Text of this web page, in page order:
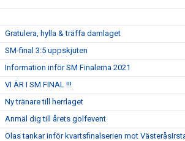
Gratulera, hylla & träffa damlaget
SM-final 3:5 uppskjuten
Information inför SM Finalerna 2021
VI ÄR I SM FINAL !!!
Ny tränare till herrlaget
Anmäl dig till årets golfevent
Olas tankar inför kvartsfinalserien mot